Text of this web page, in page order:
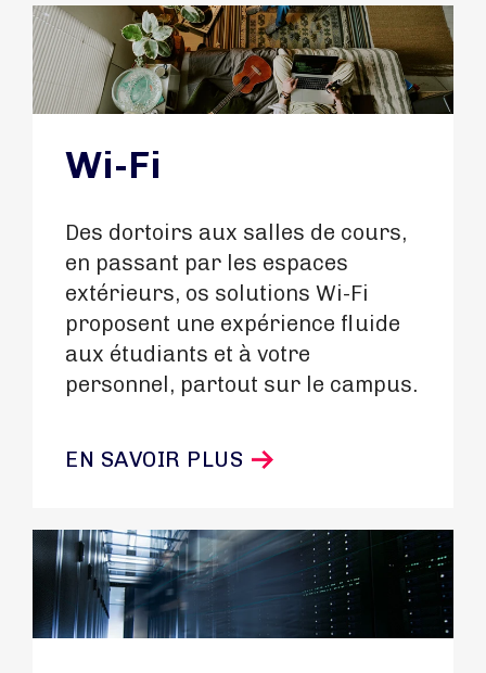
Wi-Fi
Des dortoirs aux salles de cours,
en passant par les espaces
extérieurs, os solutions Wi-Fi
proposent une expérience fluide
aux étudiants et à votre
personnel, partout sur le campus.
EN SAVOIR PLUS